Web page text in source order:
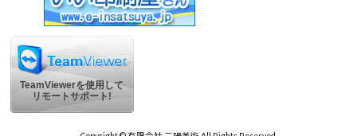
TeamViewerを使用して
リモートサポート!